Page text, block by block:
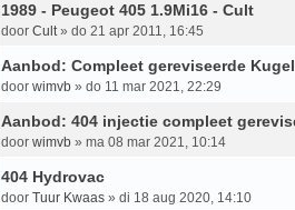
1989 - Peugeot 405 1.9Mi16 - Cult
door Cult» do 21 apr 2011, 16:45
Aanbod: Compleet gereviseerde
door wimvb » do 11 mar 2021, 22:29
Aanbod: 404 injectie compleet
door wimvb » ma 08 mar 2021, 10:14
404 Hydrovac
door Tuur Kwaas » di 18 aug 2020, 14:10